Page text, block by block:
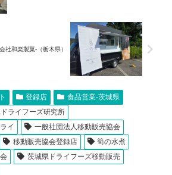
和楽製菓-（栃木県）
登録店
食品営業-茨城県
ライフーズ研究所
イ
一般社団法人移動販売協会
移動販売協会登録店
筍の水煮
茨城県ドライフーズ移動販売